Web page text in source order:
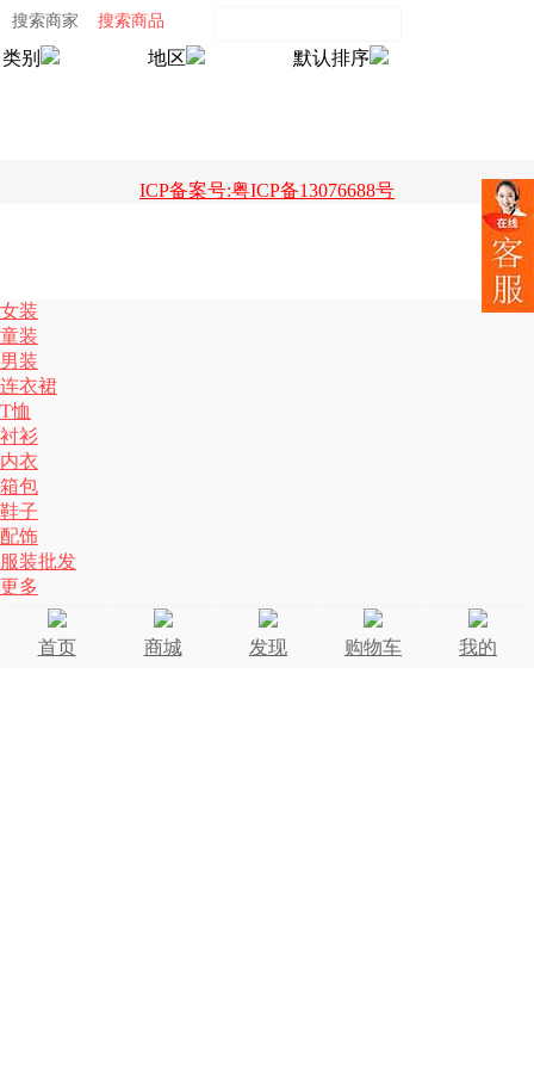
搜索商家 搜索商品
类别 地区 默认排序
ICP备案号:粤ICP备13076688号
女装
童装
男装
连衣裙
T恤
衬衫
内衣
箱包
鞋子
配饰
服装批发
更多
首页 商城 发现 购物车 我的